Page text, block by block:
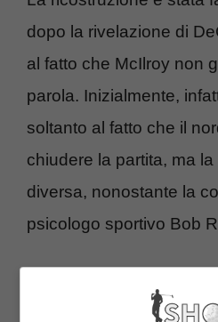
dopo la rivelazione di
al fatto che McIlroy non
parola. Inizialmente,
soltanto al fatto che il
chiudere la partita, ma
diversa, nonostante la
psicologo sportivo Bob
con i due che si erano